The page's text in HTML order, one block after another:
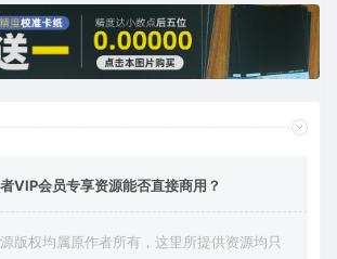
VIP会员专享资源能否直接商用？
版权均属原作者所有，这里所提供资源均只